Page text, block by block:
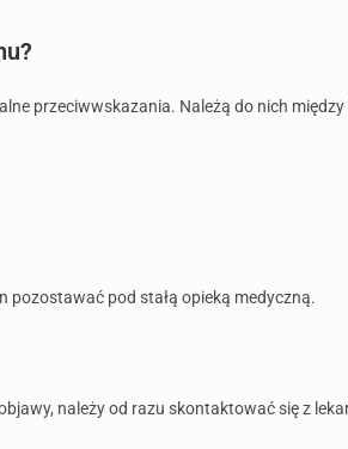
przeciwwskazania. Należą do nich między
pozostawać pod stałą opieką medyczną.
należy od razu skontaktować się z